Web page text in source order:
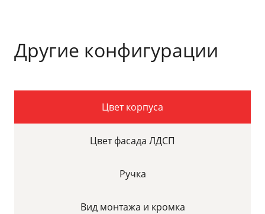
Другие конфигурации
Цвет корпуса
Цвет фасада ЛДСП
Ручка
Вид монтажа и кромка